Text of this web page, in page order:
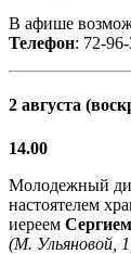
В афише
Телефон: 72-
2 августа
14.00
Молодежный
настоятелем
иереем
(М. Ульяновой,